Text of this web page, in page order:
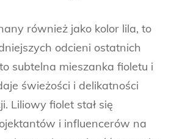
również jako kolor lila, to
odcieni ostatnich
subtelna mieszanka fioletu i
świeżości i delikatności
Liliowy fiolet stał się
i influencerów na